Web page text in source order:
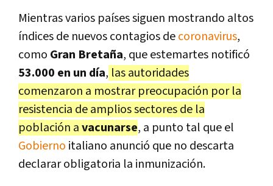
Mientras varios países siguen mostrando altos
índices de nuevos contagios decoronavirus,
como Gran Bretaña, que estemartes notificó
53.000 en un día, las autoridades
comenzaron a mostrar preocupación por la
resistencia de amplios sectores de la
población avacunarse, a punto tal que el
Gobierno italiano anunció que no descarta
declarar obligatoria la inmunización.